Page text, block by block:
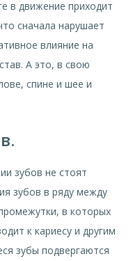
в движение приходит
сначала нарушает
влияние на
А это, в свою
спине и шее и
зубов не стоят
зубов в ряду между
в которых
к кариесу и другим
зубы подвергаются